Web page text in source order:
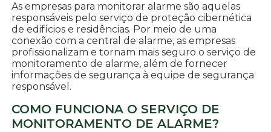
As empresas para monitorar alarme são aquelas
responsáveis pelo serviço de proteção cibernética
de edifícios e residências. Por meio de uma
conexão com a central de alarme, as empresas
profissionalizam e tornam mais seguro o serviço de
monitoramento de alarme, além de fornecer
informações de segurança à equipe de segurança
responsável.
COMO FUNCIONA O SERVIÇO DE
MONITORAMENTO DE ALARME?